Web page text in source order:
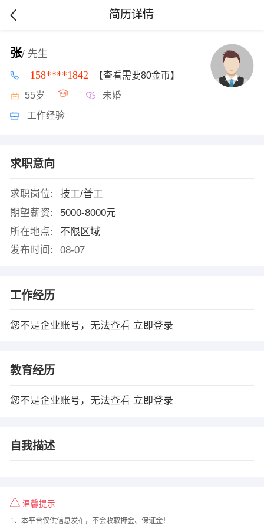
简历详情
张/ 先生
158****1842 【查看需要80金币】
55岁 未婚
工作经验
求职意向
求职岗位:
技工/普工
期望薪资:
5000-8000元
所在地点:
不限区域
发布时间:
08-07
工作经历
您不是企业账号，无法查看 立即登录
教育经历
您不是企业账号，无法查看 立即登录
自我描述
温馨提示
1、本平台仅供信息发布，不会收取押金、保证金！